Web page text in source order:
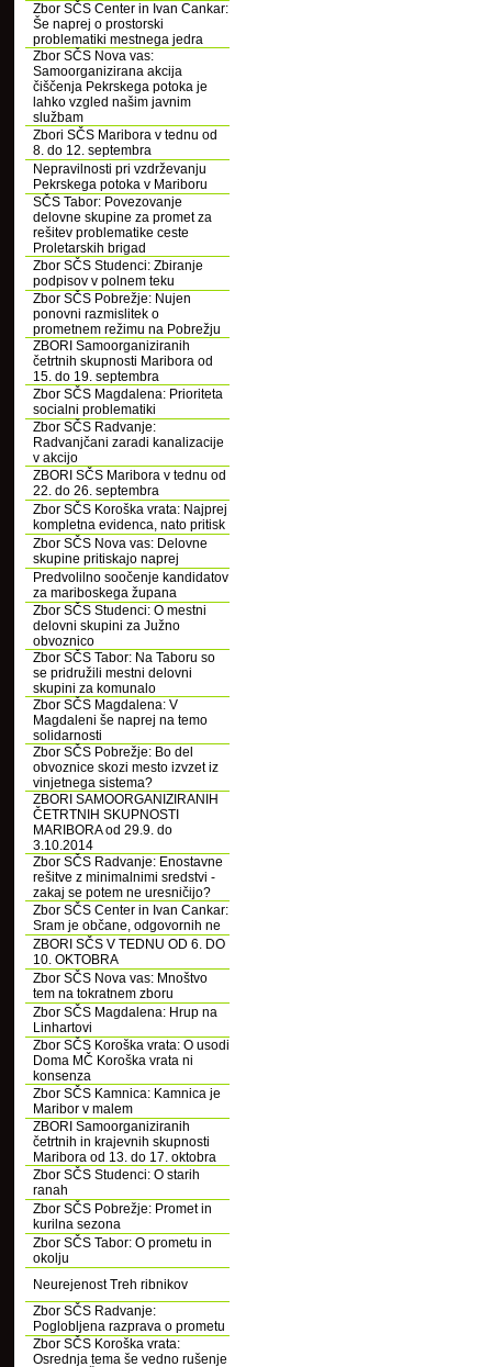
Zbor SČS Center in Ivan Cankar:
Še naprej o prostorski
problematiki mestnega jedra
Zbor SČS Nova vas:
Samoorganizirana akcija
čiščenja Pekrskega potoka je
lahko vzgled našim javnim
službam
Zbori SČS Maribora v tednu od
8. do 12. septembra
Nepravilnosti pri vzdrževanju
Pekrskega potoka v Mariboru
SČS Tabor: Povezovanje
delovne skupine za promet za
rešitev problematike ceste
Proletarskih brigad
Zbor SČS Studenci: Zbiranje
podpisov v polnem teku
Zbor SČS Pobrežje: Nujen
ponovni razmislitek o
prometnem režimu na Pobrežju
ZBORI Samoorganiziranih
četrtnih skupnosti Maribora od
15. do 19. septembra
Zbor SČS Magdalena: Prioriteta
socialni problematiki
Zbor SČS Radvanje:
Radvanjčani zaradi kanalizacije
v akcijo
ZBORI SČS Maribora v tednu od
22. do 26. septembra
Zbor SČS Koroška vrata: Najprej
kompletna evidenca, nato pritisk
Zbor SČS Nova vas: Delovne
skupine pritiskajo naprej
Predvolilno soočenje kandidatov
za mariboskega župana
Zbor SČS Studenci: O mestni
delovni skupini za Južno
obvoznico
Zbor SČS Tabor: Na Taboru so
se pridružili mestni delovni
skupini za komunalo
Zbor SČS Magdalena: V
Magdaleni še naprej na temo
solidarnosti
Zbor SČS Pobrežje: Bo del
obvoznice skozi mesto izvzet iz
vinjetnega sistema?
ZBORI SAMOORGANIZIRANIH
ČETRTNIH SKUPNOSTI
MARIBORA od 29.9. do
3.10.2014
Zbor SČS Radvanje: Enostavne
rešitve z minimalnimi sredstvi -
zakaj se potem ne uresničijo?
Zbor SČS Center in Ivan Cankar:
Sram je občane, odgovornih ne
ZBORI SČS V TEDNU OD 6. DO
10. OKTOBRA
Zbor SČS Nova vas: Mnoštvo
tem na tokratnem zboru
Zbor SČS Magdalena: Hrup na
Linhartovi
Zbor SČS Koroška vrata: O usodi
Doma MČ Koroška vrata ni
konsenza
Zbor SČS Kamnica: Kamnica je
Maribor v malem
ZBORI Samoorganiziranih
četrtnih in krajevnih skupnosti
Maribora od 13. do 17. oktobra
Zbor SČS Studenci: O starih
ranah
Zbor SČS Pobrežje: Promet in
kurilna sezona
Zbor SČS Tabor: O prometu in
okolju
Neurejenost Treh ribnikov
Zbor SČS Radvanje:
Poglobljena razprava o prometu
Zbor SČS Koroška vrata:
Osrednja tema še vedno rušenje